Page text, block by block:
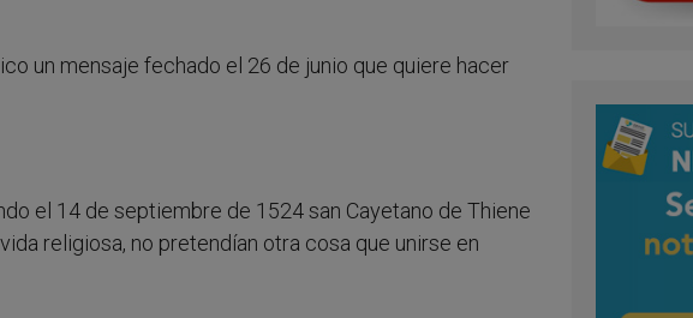
un mensaje fechado el 26 de junio que quiere hacer
el 14 de septiembre de 1524 san Cayetano de Thiene
religiosa, no pretendían otra cosa que unirse en